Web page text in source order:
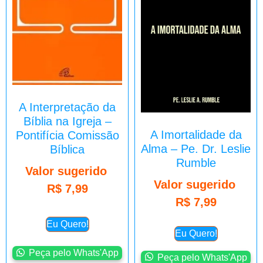
A Interpretação da
Bíblia na Igreja –
Pontifícia Comissão
Bíblica
Valor sugerido
R$7,99
Eu Quero!
Peça pelo Whats'App
A Imortalidade da
Alma – Pe. Dr. Leslie
Rumble
Valor sugerido
R$7,99
Eu Quero!
Peça pelo Whats'App